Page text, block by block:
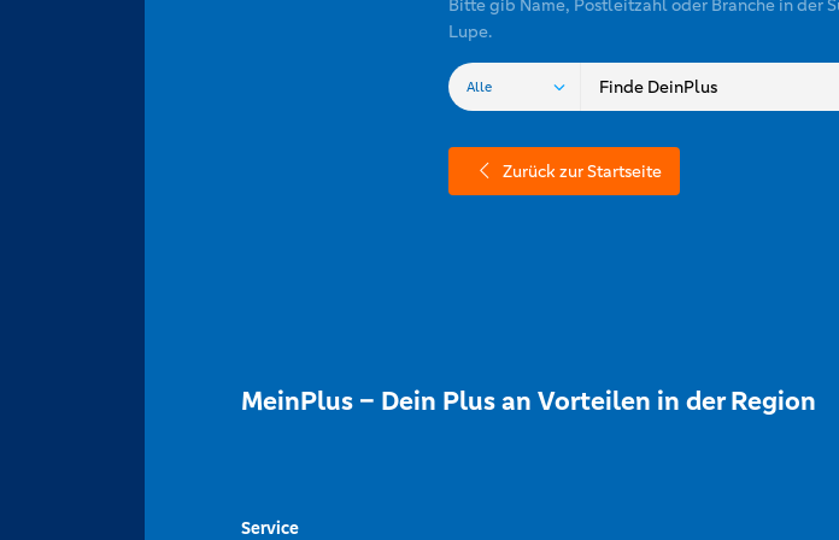
Bitte gib Name, Postleitzahl oder Branche in der
Lupe.
Zurück zur Startseite
MeinPlus – Dein Plus an Vorteilen in der Region
Service